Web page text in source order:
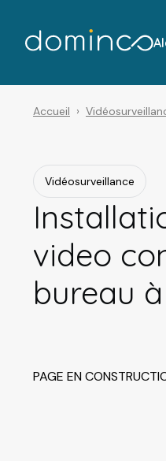
Accueil
Vidéosurveillance
video
bureau
PAGE EN